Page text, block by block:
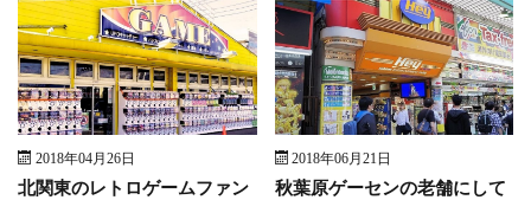
2018年04月26日
北関東のレトロゲームファン
2018年06月21日
秋葉原ゲーセンの老舗にして